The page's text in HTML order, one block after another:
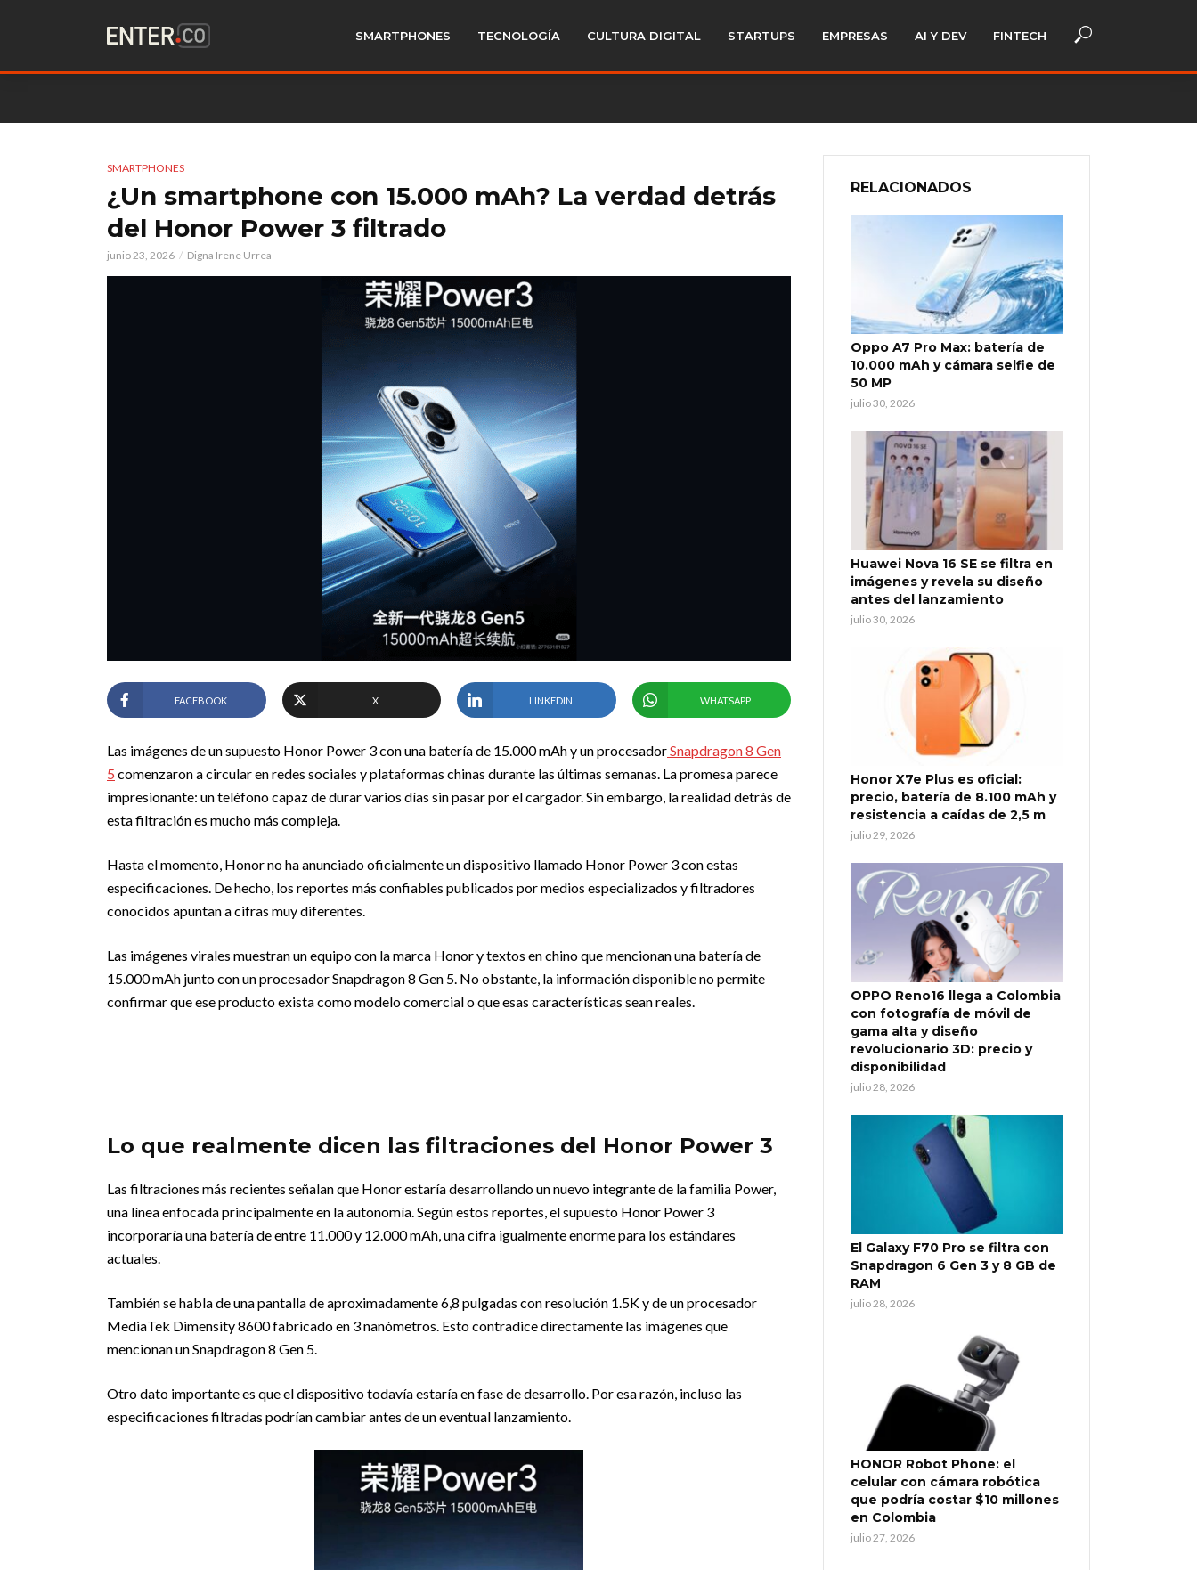
SMARTPHONES TECNOLOGÍA CULTURA DIGITAL STARTUPS EMPRESAS AI Y DEV FINTECH
SMARTPHONES
¿Un smartphone con 15.000 mAh? La verdad detrás
del Honor Power 3 filtrado
junio 23, 2026 Digna Irene Urrea
FACEBOOK X LINKEDIN WHATSAPP
Las imágenes de un supuesto Honor Power 3 con una batería de 15.000 mAh y un procesadorSnapdragon 8 Gen
5 comenzaron a circular en redes sociales y plataformas chinas durante las últimas semanas. La promesa parece
impresionante: un teléfono capaz de durar varios días sin pasar por el cargador. Sin embargo, la realidad detrás de
esta filtración es mucho más compleja.
Hasta el momento, Honor no ha anunciado oficialmente un dispositivo llamado Honor Power 3 con estas
especificaciones. De hecho, los reportes más confiables publicados por medios especializados y filtradores
conocidos apuntan a cifras muy diferentes.
Las imágenes virales muestran un equipo con la marca Honor y textos en chino que mencionan una batería de
15.000 mAh junto con un procesador Snapdragon 8 Gen 5. No obstante, la información disponible no permite
confirmar que ese producto exista como modelo comercial o que esas características sean reales.
Lo que realmente dicen las filtraciones del Honor Power 3
Las filtraciones más recientes señalan que Honor estaría desarrollando un nuevo integrante de la familia Power,
una línea enfocada principalmente en la autonomía. Según estos reportes, el supuesto Honor Power 3
incorporaría una batería de entre 11.000 y 12.000 mAh, una cifra igualmente enorme para los estándares
actuales.
También se habla de una pantalla de aproximadamente 6,8 pulgadas con resolución 1.5K y de un procesador
MediaTek Dimensity 8600 fabricado en 3 nanómetros. Esto contradice directamente las imágenes que
mencionan un Snapdragon 8 Gen 5.
Otro dato importante es que el dispositivo todavía estaría en fase de desarrollo. Por esa razón, incluso las
especificaciones filtradas podrían cambiar antes de un eventual lanzamiento.
RELACIONADOS
Oppo A7 Pro Max: batería de
10.000 mAh y cámara selfie de
50 MP
julio 30, 2026
Huawei Nova 16 SE se filtra en
imágenes y revela su diseño
antes del lanzamiento
julio 30, 2026
Honor X7e Plus es oficial:
precio, batería de 8.100 mAh y
resistencia a caídas de 2,5 m
julio 29, 2026
OPPO Reno16 llega a Colombia
con fotografía de móvil de
gama alta y diseño
revolucionario 3D: precio y
disponibilidad
julio 28, 2026
El Galaxy F70 Pro se filtra con
Snapdragon 6 Gen 3 y 8 GB de
RAM
julio 28, 2026
HONOR Robot Phone: el
celular con cámara robótica
que podría costar $10 millones
en Colombia
julio 27, 2026